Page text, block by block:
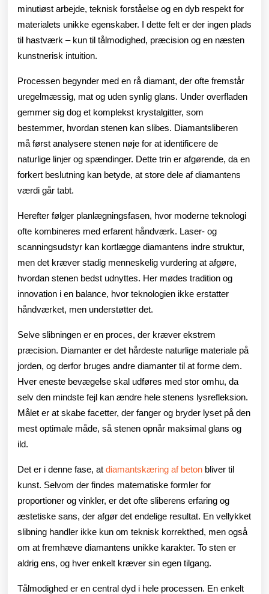
mødes
i
funklende
øjeblik
minutiøst arbejde, teknisk forståelse og en dyb respekt for
materialets unikke egenskaber. I dette felt er der ingen plads
til hastværk – kun til tålmodighed, præcision og en næsten
kunstnerisk intuition.
Processen begynder med en rå diamant, der ofte fremstår
uregelmæssig, mat og uden synlig glans. Under overfladen
gemmer sig dog et komplekst krystalgitter, som
bestemmer, hvordan stenen kan slibes. Diamantsliberen
må først analysere stenen nøje for at identificere de
naturlige linjer og spændinger. Dette trin er afgørende, da en
forkert beslutning kan betyde, at store dele af diamantens
værdi går tabt.
Herefter følger planlægningsfasen, hvor moderne teknologi
ofte kombineres med erfarent håndværk. Laser- og
scanningsudstyr kan kortlægge diamantens indre struktur,
men det kræver stadig menneskelig vurdering at afgøre,
hvordan stenen bedst udnyttes. Her mødes tradition og
innovation i en balance, hvor teknologien ikke erstatter
håndværket, men understøtter det.
Selve slibningen er en proces, der kræver ekstrem
præcision. Diamanter er det hårdeste naturlige materiale på
jorden, og derfor bruges andre diamanter til at forme dem.
Hver eneste bevægelse skal udføres med stor omhu, da
selv den mindste fejl kan ændre hele stenens lysrefleksion.
Målet er at skabe facetter, der fanger og bryder lyset på den
mest optimale måde, så stenen opnår maksimal glans og
ild.
Det er i denne fase, at diamantskæring af beton bliver til
kunst. Selvom der findes matematiske formler for
proportioner og vinkler, er det ofte sliberens erfaring og
æstetiske sans, der afgør det endelige resultat. En vellykket
slibning handler ikke kun om teknisk korrekthed, men også
om at fremhæve diamantens unikke karakter. To sten er
aldrig ens, og hver enkelt kræver sin egen tilgang.
Tålmodighed er en central dyd i hele processen. En enkelt